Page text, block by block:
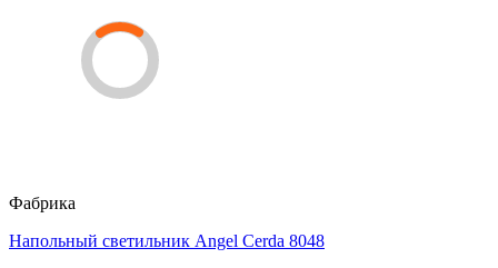
Фабрика
Напольный светильник Angel Cerda 8048